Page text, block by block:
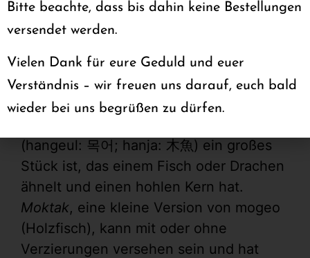
während derHerz-Sutra, der1000
Augen und Hände Sutra
Se Um Bosal
Gesangs.
Moktak(hangeul: 목탁; hanja: 木鐸) ist
eine kleinere Variante, die man in der
(hangeul: 목어; hanja: 木魚) ein großes
Stück ist, das einem Fisch oder Drachen
ähnelt und einen hohlen Kern hat.
Moktak, eine kleine Version von mogeo
(Holzfisch), kann mit oder ohne
Verzierungen versehen sein und hat
Bitte beachte, dass bis dahin keine Bestellungen
versendet werden.
Vielen Dank für eure Geduld und euer
Verständnis – wir freuen uns darauf, euch bald
wieder bei uns begrüßen zu dürfen.